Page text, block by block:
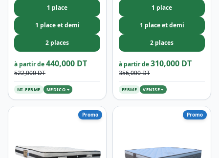
1 place
1 place et demi
2 places
à partir de440,000 DT
522,000 DT
MI-FERME MEDICO +
1 place
1 place et demi
2 places
à partir de310,000 DT
356,000 DT
FERME VENISE +
Promo Promo